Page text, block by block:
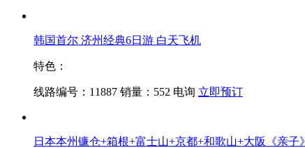
韩国首尔 济州经典6日游 白天飞机
特色：
线路编号：11887 销量：552 电询 立即预订
日本本州镰仓+箱根+富士山+京都+和歌山+大阪《亲